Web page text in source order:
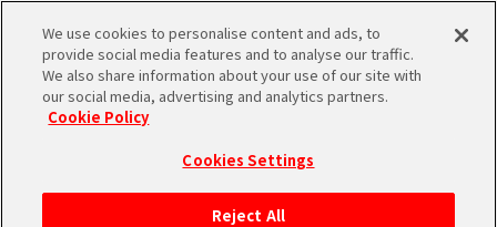
MEN
VÍDEOS
We use cookies to personalise content and ads, to
provide social media features and to analyse our traffic.
We also share information about your use of our site with
our social media, advertising and analytics partners.
Cookie Policy
Cookies Settings
Reject All